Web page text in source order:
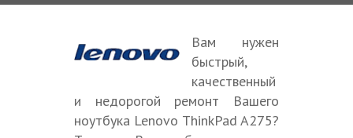
Вам нужен
быстрый,
качественный
и недорогой ремонт Вашего
ноутбука Lenovo ThinkPad A275?